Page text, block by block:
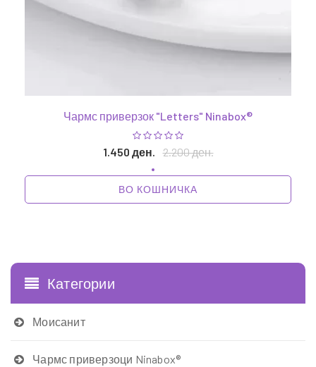
Чармс приверзок "Letters" Ninabox®
1.450 ден. 2.200 ден.
ВО КОШНИЧКА
Категории
Моисанит
Чармс приверзоци Ninabox®